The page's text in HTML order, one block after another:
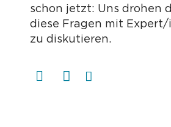
schon jetzt: Uns drohen
diese Fragen mit
zu diskutieren.